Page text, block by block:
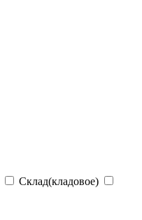
Склад(кладовое)